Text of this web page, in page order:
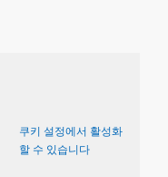
쿠키 설정에서 활성화
할 수 있습니다